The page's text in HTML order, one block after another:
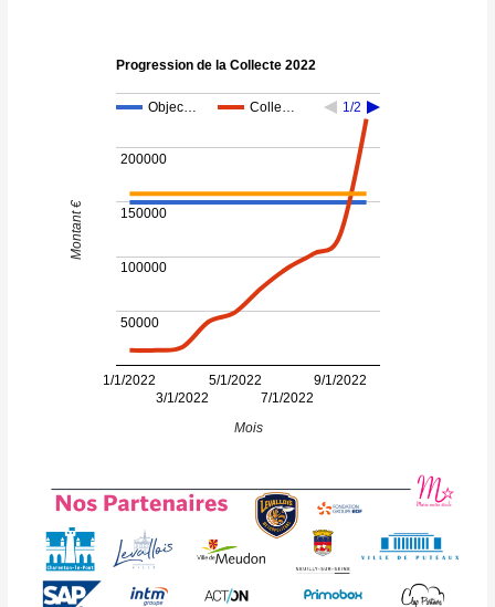
Progression de la Collecte 2022
1/1/2022
3/1/2022
5/1/2022
7/1/2022
9/1/2022
50000
100000
150000
200000
Objec… Colle… 1/2
Mois
Montant €